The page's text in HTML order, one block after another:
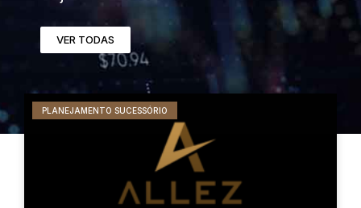
VER TODAS
PLANEJAMENTO SUCESSÓRIO